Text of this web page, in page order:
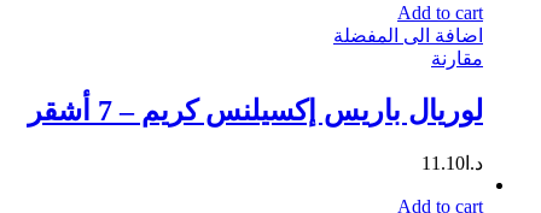
Add to cart
اضافة الى المفضلة
مقارنة
لوريال باريس إكسيلنس كريم – 7 أشقر
د.ا 11.10
Add to cart